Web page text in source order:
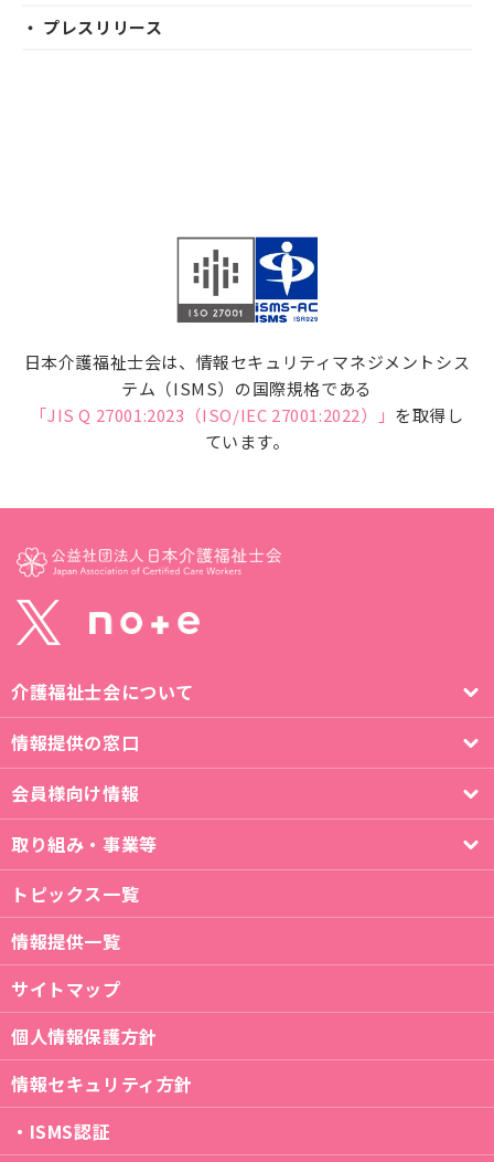
・ プレスリリース
日本介護福祉士会は、情報セキュリティマネジメントシス
テム（ISMS）の国際規格である
「JIS Q 27001:2023（ISO/IEC 27001:2022）」 を取得し
ています。
介護福祉士会について
情報提供の窓口
会員様向け情報
取り組み・事業等
トピックス一覧
情報提供一覧
サイトマップ
個人情報保護方針
情報セキュリティ方針
・ISMS認証